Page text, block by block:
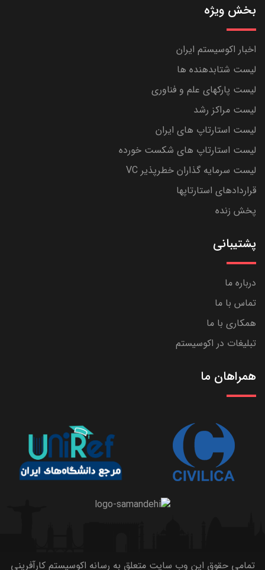
بخش ویژه
اخبار اکوسیستم ایران
لیست شتابدهنده ها
لیست پارکهای علم و فناوری
لیست مراکز رشد
لیست استارتاپ های ایران
لیست استارتاپ های شکست خورده
لیست سرمایه گذاران خطرپذیر VC
قراردادهای استارتاپها
پخش زنده
پشتیبانی
درباره ما
تماس با ما
همکاری با ما
تبلیغات در اکوسیستم
همراهان ما
تمامی حقوق این وب سایت متعلق به رسانه اکوسیستم کارآفرینی